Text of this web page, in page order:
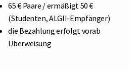
65 € Paare / ermäßigt 50 €
(Studenten, ALGII-Empfänger)
die Bezahlung erfolgt vorab
Überweisung